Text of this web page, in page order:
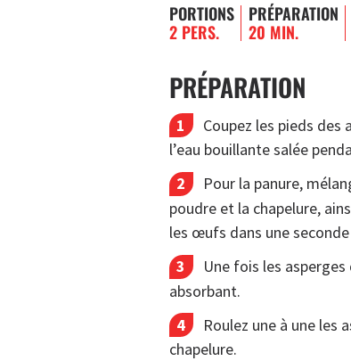
PORTIONS
2 PERS.
PRÉPARATION
20 MIN.
PRÉPARATION
Coupez les pieds des
l’eau bouillante salée
Pour la panure,
poudre et la chapelure,
les œufs dans une
Une fois les
absorbant.
Roulez une à une les
chapelure.